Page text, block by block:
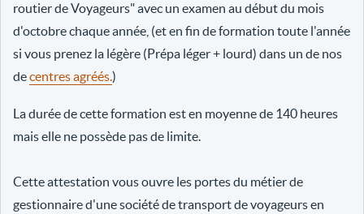
routier de Voyageurs" avec un examen au début du mois
d'octobre chaque année, (et en fin de formation toute l'année
si vous prenez la légère (Prépa léger + lourd) dans un de nos
decentres agréés.)
La durée de cette formation est en moyenne de 140 heures
mais elle ne possède pas de limite.
Cette attestation vous ouvre les portes du métier de
gestionnaire d'une société de transport de voyageurs en